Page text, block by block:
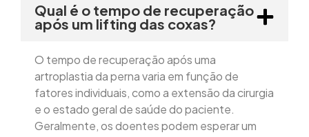
Qual é o tempo de recuperação
após um lifting das coxas?
O tempo de recuperação após uma
artroplastia da perna varia em função de
fatores individuais, como a extensão da cirurgia
e o estado geral de saúde do paciente.
Geralmente, os doentes podem esperar um